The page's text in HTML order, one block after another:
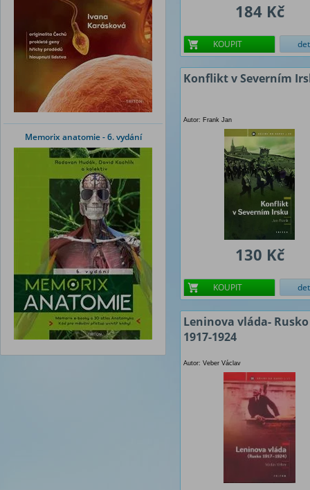
Memorix anatomie - 6. vydání
184 Kč
KOUPIT
Konflikt v Severním
Autor: Frank Jan
130 Kč
KOUPIT
Leninova vláda- Rusko
1917-1924
Autor: Veber Václav